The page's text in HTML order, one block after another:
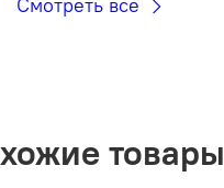
Смотреть все
товары